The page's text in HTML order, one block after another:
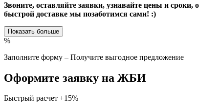
Звоните, оставляйте заявки, узнавайте цены и сроки, о
быстрой доставке мы позаботимся сами! :)
Показать больше
%
Заполните форму – Получите выгодное предложение
Оформите заявку на ЖБИ
Быстрый расчет +15%